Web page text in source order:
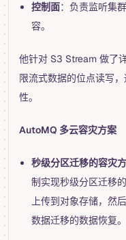
控制面：负责监听集
容。
他针对 S3 Stream 做了
限流式数据的位点读写
性。
AutoMQ 多云容灾方案
秒级分区迁移的容灾
制实现秒级分区迁移
上传到对象存储，然
数据迁移的数据恢复。